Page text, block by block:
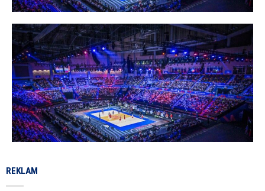
REKLAM